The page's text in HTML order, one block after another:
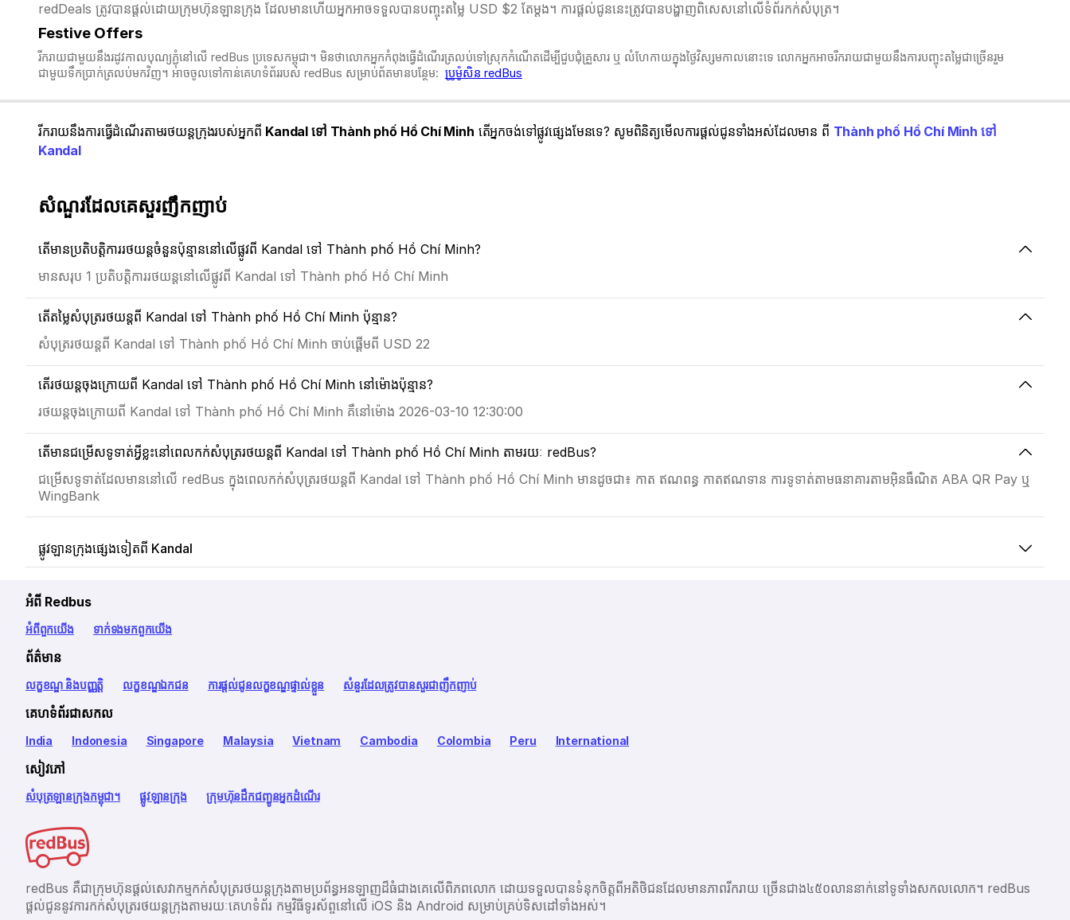
redDeals ត្រូវបានផ្តល់ដោយក្រុមហ៊ុនឡានក្រុង ដែលមានហើយអ្នកអាចទទួលបានបញ្ចុះតម្លៃ USD $2 តែម្ដង។ ការផ្តល់ជូននេះត្រូវបានបង្ហាញពិសេសនៅលើទំព័រកក់សំបុត្រ។​​
Festive Offers
រីករាយជាមួយនឹងរដូវកាលបុណ្យភ្ជុំ​នៅលើ redBus ប្រទេសកម្ពុជា។ មិនថាលោកអ្នកកំពុងធ្វើដំណើរត្រលប់ទៅស្រុកកំណើតដើម្បីជួបជុំគ្រួសារ ឬ លំហែកាយក្នុងថ្ងៃវិស្សមកាលនោះទេ លោកអ្នកអាចរីករាយជាមួយនឹងការបញ្ចុះតម្លៃជាច្រើនរួម
ជាមួយទឹកប្រាក់ត្រលប់មកវិញ។ អាចចូលទៅកាន់គេហទំព័ររបស់ redBus សម្រាប់ព័តមានបន្ថែម: ប្រូម៉ូសិន redBus
រីករាយនឹងការធ្វើដំណើរតាមរថយន្តក្រុងរបស់អ្នកពី Kandal ទៅ Thành phố Hồ Chí Minh តើអ្នកចង់ទៅផ្លូវផ្សេងមែនទេ? សូមពិនិត្យមើលការផ្តល់ជូនទាំងអស់ដែលមាន ពី Thành phố Hồ Chí Minh ទៅ
Kandal
សំណួរដែលគេសួរញឹកញាប់
តើមានប្រតិបត្តិការរថយន្តចំនួនប៉ុន្មាននៅលើផ្លូវពី Kandal ទៅ Thành phố Hồ Chí Minh?
មានសរុប 1 ប្រតិបត្តិការរថយន្តនៅលើផ្លូវពី Kandal ទៅ Thành phố Hồ Chí Minh
តើតម្លៃសំបុត្ររថយន្តពី Kandal ទៅ Thành phố Hồ Chí Minh ប៉ុន្មាន?
សំបុត្ររថយន្តពី Kandal ទៅ Thành phố Hồ Chí Minh ចាប់ផ្តើមពី USD 22
តើរថយន្តចុងក្រោយពី Kandal ទៅ Thành phố Hồ Chí Minh នៅម៉ោងប៉ុន្មាន?
រថយន្តចុងក្រោយពី Kandal ទៅ Thành phố Hồ Chí Minh គឺនៅម៉ោង 2026-03-10 12:30:00
តើមានជម្រើសទូទាត់អ្វីខ្លះនៅពេលកក់សំបុត្ររថយន្តពី Kandal ទៅ Thành phố Hồ Chí Minh តាមរយៈ redBus?
ជម្រើសទូទាត់ដែលមាននៅលើ redBus ក្នុងពេលកក់សំបុត្ររថយន្តពី Kandal ទៅ Thành phố Hồ Chí Minh មានដូចជា៖ កាត ឥណពន្ធ កាតឥណទាន ការទូទាត់តាមធនាគារតាមអ៊ិនធឺណិត ABA QR Pay ឬ
WingBank
ផ្លូវឡានក្រុងផ្សេងទៀតពី Kandal
អំពី Redbus
អំពី​ពួក​យើង ទាក់ទង​មក​ពួក​យើង
ព័ត៌មាន
លក្ខខណ្ឌ និងបញ្ញត្តិ លក្ខខណ្ឌឯកជន ការផ្តល់ជូនលក្ខខណ្ឌផ្ទាល់ខ្លួន សំនួរដែលត្រូវបានសួរជាញឹកញាប់
គេហទំព័រជាសកល
India Indonesia Singapore Malaysia Vietnam Cambodia Colombia Peru International
សៀវភៅ
សំបុត្រឡានក្រុងកម្ពុជា។ ផ្លូវឡានក្រុង ក្រុមហ៊ុនដឹកជញ្ជូនអ្នកដំណើរ
redBus គឺជាក្រុមហ៊ុនផ្តល់សេវាកម្មកក់សំបុត្ររថយន្តក្រុងតាមប្រព័ន្ធអនឡាញដ៏ធំជាងគេលើពិភពលោក ដោយទទួលបានទំនុកចិត្តពីអតិថិជនដែលមានភាពរីករាយ ច្រើនជាង​៤៥០លាននាក់នៅទូទាំងសកលលោក។ redBus
ផ្ដល់ជូននូវការកក់សំបុត្ររថយន្តក្រុងតាមរយៈគេហទំព័រ កម្មវិធីទូរស័ព្ចនៅលើ iOS និង Android សម្រាប់គ្រប់ទិសដៅទាំងអស់។